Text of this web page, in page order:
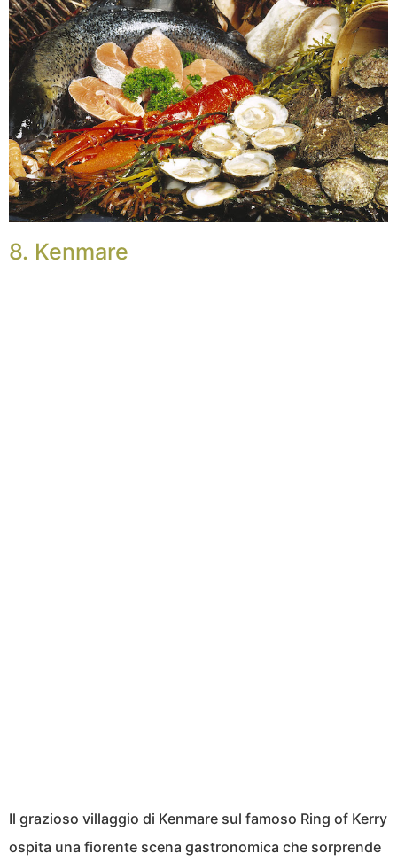
8. Kenmare
Il grazioso villaggio di Kenmare sul famoso Ring of Kerry
ospita una fiorente scena gastronomica che sorprende